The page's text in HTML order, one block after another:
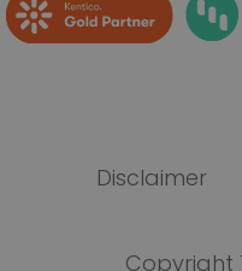
Disclaimer
Copyright